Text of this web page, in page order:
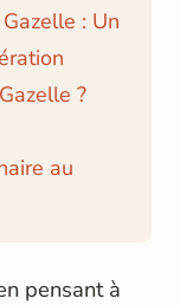
: Un
?
au
pensant à